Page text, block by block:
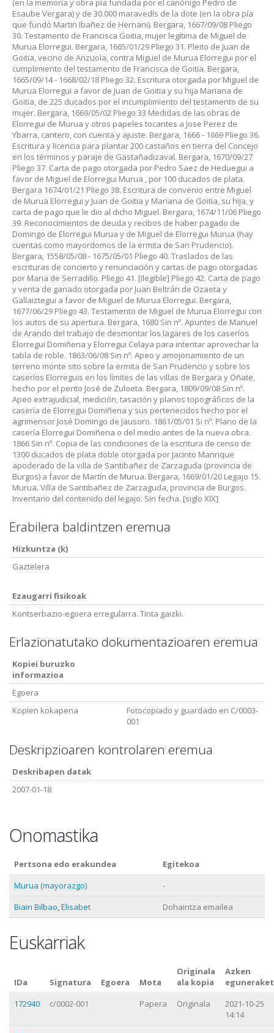
(en la memoria y obra pía fundada por el canónigo Pedro de
Esaube Vergara) y de 30.000 maravedís de la dote (en la obra pía
que fundó Martin Ibañez de Hernani). Bergara, 1667/09/08 Pliego
30. Testamento de Francisca Goitia, mujer legítima de Miguel de
Murua Elorregui. Bergara, 1665/01/29 Pliego 31. Pleito de Juan de
Goitia, vecino de Anzuola, contra Miguel de Murua Elorregui por el
cumplimiento del testamento de Francisca de Goitia. Bergara,
1665/09/14 - 1668/02/18 Pliego 32. Escritura otorgada por Miguel de
Murua Elorregui a favor de Juan de Goitia y su hija Mariana de
Goitia, de 225 ducados por el incumplimiento del testamento de su
mujer. Bergara, 1669/05/02 Pliego 33 Medidas de las obras de
Elorregui de Murua y otros papeles tocantes a Jose Perez de
Ybarra, cantero, con cuenta y ajuste. Bergara, 1666 - 1669 Pliego 36.
Escritura y licencia para plantar 200 castaños en tierra del Concejo
en los términos y paraje de Gastañadizaval. Bergara, 1670/09/27
Pliego 37. Carta de pago otorgada por Pedro Saez de Heduegui a
favor de Miguel de Elorregui Murua , por 100 ducados de plata.
Bergara 1674/01/21 Pliego 38. Escritura de convenio entre Miguel
de Murua Elorregui y Juan de Goitia y Mariana de Goitia, su hija, y
carta de pago que le dio al dicho Miguel. Bergara, 1674/11/06 Pliego
39. Reconocimientos de deuda y recibos de haber pagado de
Domingo de Elorregui Murua y de Miguel de Elorregui Murua (hay
cuentas como mayordomos de la ermita de San Prudencio).
Bergara, 1558/05/08 - 1675/05/01 Pliego 40. Traslados de las
escrituras de concierto y renunciación y cartas de pago otorgadas
por Maria de Serradillo. Pliego 41. [Ilegible] Pliego 42. Carta de pago
y venta de ganado otorgada por Juan Beltrán de Ozaeta y
Gallaiztegui a favor de Miguel de Murua Elorregui. Bergara,
1677/06/29 Pliego 43. Testamento de Miguel de Murua Elorregui con
los autos de su apertura. Bergara, 1680 Sin nº. Apuntes de Manuel
de Arando del trabajo de desmontar los lagares de los caseríos
Elorregui Domiñena y Elorregui Celaya para intentar aprovechar la
tabla de roble. 1863/06/08 Sin nº. Apeo y amojonamiento de un
terreno monte sito sobre la ermita de San Prudencio y sobre los
caseríos Elorreguis en los límites de las villas de Bergara y Oñate,
hecho por el perito José de Zuloeta. Bergara, 1809/09/08 Sin nº.
Apeo extrajudicial, medición, tasación y planos topográficos de la
casería de Elorregui Domiñena y sus pertenecidos hecho por el
agrimensor José Domingo de Jausoro. 1861/05/01 Si nº. Plano de la
casería Elorregui Domiñena o del medio antes de la nueva obra.
1866 Sin nº. Copia de las condiciones de la escritura de censo de
1300 ducados de plata doble otorgada por Jacinto Manrique
apoderado de la villa de Santibañez de Zarzaguda (provincia de
Burgos) a favor de Martín de Murua. Bergara, 1669/01/20 Legajo 15.
Murua. Villa de Santibañez de Zarzaguda, provincia de Burgos.
Inventario del contenido del legajo. Sin fecha. [siglo XIX]
Erabilera baldintzen eremua
Hizkuntza (k)
Gaztelera
Ezaugarri fisikoak
Kontserbazio-egoera erregularra. Tinta gaizki.
Erlazionatutako dokumentazioaren eremua
Kopiei buruzko
informazioa
Egoera
Kopien kokapena
Fotocopiado y guardado en C/0003-
001
Deskripzioaren kontrolaren eremua
Deskribapen datak
2007-01-18
Onomastika
Pertsona edo erakundea
Egitekoa
Murua (mayorazgo)
-
Biain Bilbao, Elisabet
Dohaintza emailea
Euskarriak
IDa Signatura Egoera Mota
Originala
ala kopia
Azken
172940
c/0002-001 Papera Originala
2021-10-25
14:14